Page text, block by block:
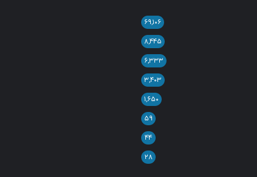
۶۹,۱۰۶
۸,۴۴۵
۶,۳۳۳
۳,۴۰۳
۱,۶۵۰
۵۹
۴۴
۲۸